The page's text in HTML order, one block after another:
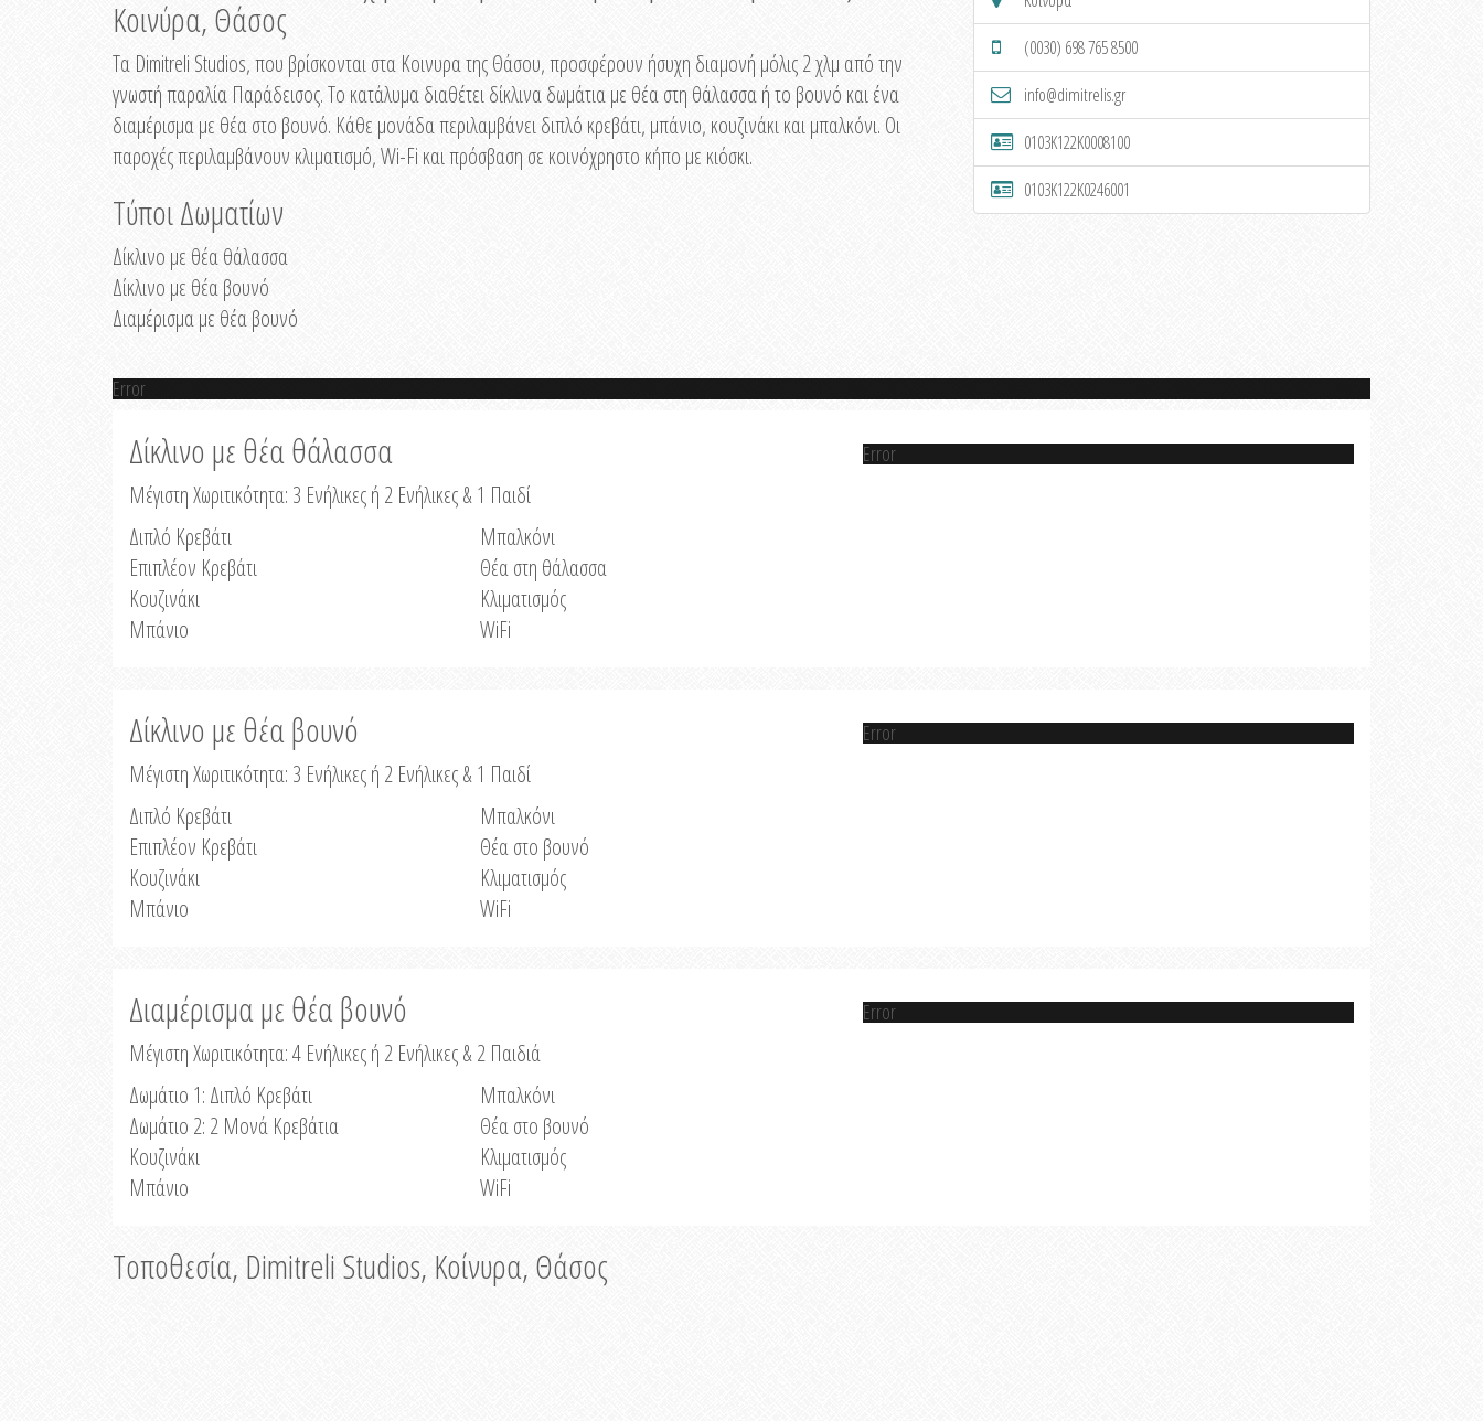
Κοινύρα, Θάσος
Τα Dimitreli Studios, που βρίσκονται στα Κοινυρα της Θάσου, προσφέρουν ήσυχη διαμονή μόλις 2 χλμ από την
γνωστή παραλία Παράδεισος. Το κατάλυμα διαθέτει δίκλινα δωμάτια με θέα στη θάλασσα ή το βουνό και ένα
διαμέρισμα με θέα στο βουνό. Κάθε μονάδα περιλαμβάνει διπλό κρεβάτι, μπάνιο, κουζινάκι και μπαλκόνι. Οι
παροχές περιλαμβάνουν κλιματισμό, Wi-Fi και πρόσβαση σε κοινόχρηστο κήπο με κιόσκι.
Τύποι Δωματίων
Δίκλινο με θέα θάλασσα
Δίκλινο με θέα βουνό
Διαμέρισμα με θέα βουνό
(0030) 698 765 8500
info@dimitrelis.gr
0103K122K0008100
0103K122K0246001
Error
Δίκλινο με θέα θάλασσα
Μέγιστη Χωριτικότητα: 3 Ενήλικες ή 2 Ενήλικες & 1 Παιδί
Διπλό Κρεβάτι
Επιπλέον Κρεβάτι
Κουζινάκι
Μπάνιο
Μπαλκόνι
Θέα στη θάλασσα
Κλιματισμός
WiFi
Error
Δίκλινο με θέα βουνό
Μέγιστη Χωριτικότητα: 3 Ενήλικες ή 2 Ενήλικες & 1 Παιδί
Διπλό Κρεβάτι
Επιπλέον Κρεβάτι
Κουζινάκι
Μπάνιο
Μπαλκόνι
Θέα στο βουνό
Κλιματισμός
WiFi
Error
Διαμέρισμα με θέα βουνό
Μέγιστη Χωριτικότητα: 4 Ενήλικες ή 2 Ενήλικες & 2 Παιδιά
Δωμάτιο 1: Διπλό Κρεβάτι
Δωμάτιο 2: 2 Μονά Κρεβάτια
Κουζινάκι
Μπάνιο
Μπαλκόνι
Θέα στο βουνό
Κλιματισμός
WiFi
Error
Τοποθεσία, Dimitreli Studios, Κοίνυρα, Θάσος